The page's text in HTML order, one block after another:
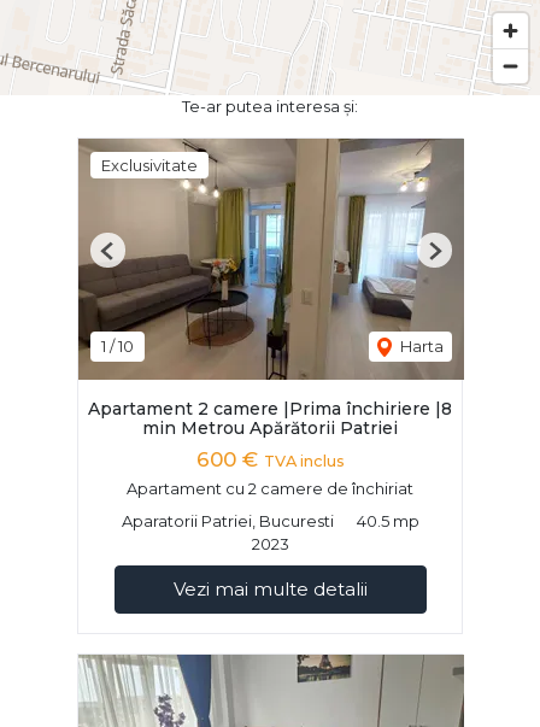
Te-ar putea interesa și:
Exclusivitate
1 /10 Harta
Previous Next
Apartament 2 camere |Prima închiriere |8
min Metrou Apărătorii Patriei
600 € TVA inclus
Apartament cu 2 camere de închiriat
Aparatorii Patriei, Bucuresti
40.5 mp
2023
Vezi mai multe detalii